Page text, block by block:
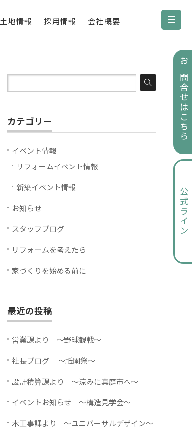
土地情報 採用情報 会社概要
お問合せはこちら
公式ライン
カテゴリー
イベント情報
リフォームイベント情報
新築イベント情報
お知らせ
スタッフブログ
リフォームを考えたら
家づくりを始める前に
最近の投稿
営業課より ～野球観戦～
社長ブログ ～祇園祭～
設計積算課より ～涼みに真庭市へ～
イベントお知らせ ～構造見学会～
木工事課より ～ユニバーサルデザイン～